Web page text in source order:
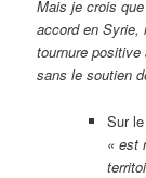
Mais je crois
accord en Syrie,
tournure
sans le soutien
Sur
« est